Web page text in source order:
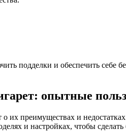
подделки и обеспечить себе
опытные
преимуществах и
и настройках, чтобы